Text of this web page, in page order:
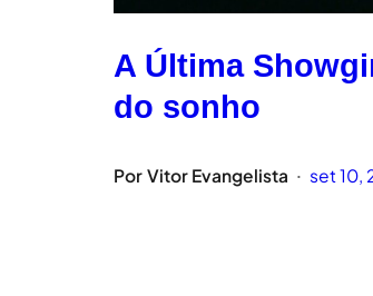
A Última
do sonho
Por Vitor Evangelista • set 10,